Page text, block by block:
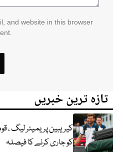
and website in this browser
تازہ ترین خبریں
کو جاری کرنے کا فیصلہ